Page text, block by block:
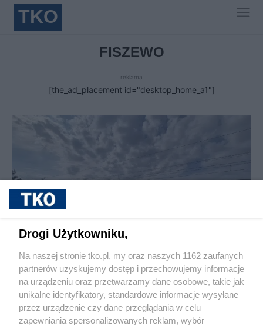
TKO
FISZEWO
reklama
[the_ad_placement id="desktop_home_a1"]
Śmiertelne potrącenie 32-latka. Wstrzymany ruch
pociągów
Drogi Użytkowniku,
Na naszej stronie tko.pl, my oraz naszych 1162 zaufanych
partnerów uzyskujemy dostęp i przechowujemy informacje
na urządzeniu oraz przetwarzamy dane osobowe, takie jak
unikalne identyfikatory, standardowe informacje wysyłane
przez urządzenie czy dane przeglądania w celu
zapewniania spersonalizowanych reklam, wybór